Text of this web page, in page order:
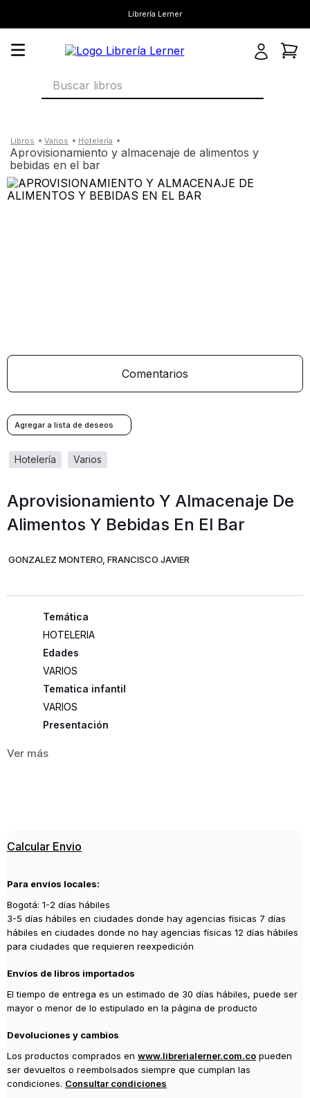
Librería Lerner
Buscar libros
varios hotelería
aprovisionamiento y almacenaje de alimentos y
bebidas en el bar
Comentarios
varios
hotelería
Aprovisionamiento Y Almacenaje De
Alimentos Y Bebidas En El Bar
GONZALEZ MONTERO, FRANCISCO JAVIER
HOTELERIA
Edades
VARIOS
Tematica infantil
VARIOS
Presentación
LIMUSA
2020
Calcular Envio
Para envíos locales:
Bogotá: 1-2 días hábiles
3-5 días hábiles en ciudades donde hay agencias físicas 7 días
hábiles en ciudades donde no hay agencias físicas 12 días hábiles
para ciudades que requieren reexpedición
Envíos de libros importados
El tiempo de entrega es un estimado de 30 días hábiles, puede ser
mayor o menor de lo estipulado en la página de producto
Devoluciones y cambios
Los productos comprados en www.librerialerner.com.co pueden
ser devueltos o reembolsados siempre que cumplan las
condiciones. Consultar condiciones